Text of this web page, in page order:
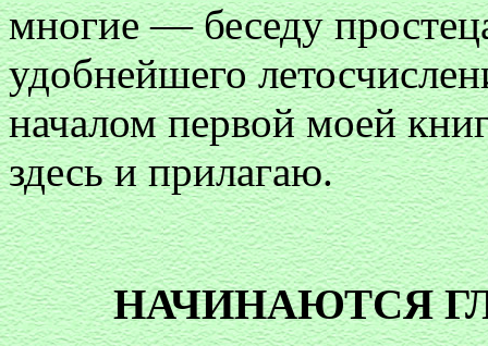
многие — беседу
удобнейшего
началом первой моей
здесь и прилагаю.
НАЧИНАЮТСЯ